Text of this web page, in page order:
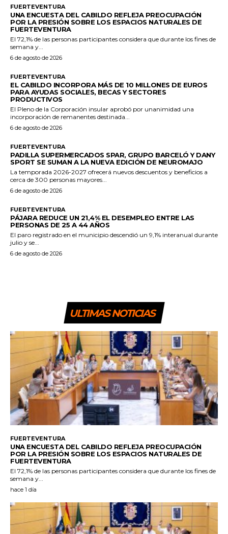
FUERTEVENTURA
UNA ENCUESTA DEL CABILDO REFLEJA PREOCUPACIÓN
POR LA PRESIÓN SOBRE LOS ESPACIOS NATURALES DE
FUERTEVENTURA
El 72,1% de las personas participantes considera que durante los fines de
semana y...
6 de agosto de 2026
FUERTEVENTURA
EL CABILDO INCORPORA MÁS DE 10 MILLONES DE EUROS
PARA AYUDAS SOCIALES, BECAS Y SECTORES
PRODUCTIVOS
El Pleno de la Corporación insular aprobó por unanimidad una
incorporación de remanentes destinada...
6 de agosto de 2026
FUERTEVENTURA
PADILLA SUPERMERCADOS SPAR, GRUPO BARCELÓ Y DANY
SPORT SE SUMAN A LA NUEVA EDICIÓN DE NEUROMAJO
La temporada 2026-2027 ofrecerá nuevos descuentos y beneficios a
cerca de 300 personas mayores...
6 de agosto de 2026
FUERTEVENTURA
PÁJARA REDUCE UN 21,4% EL DESEMPLEO ENTRE LAS
PERSONAS DE 25 A 44 AÑOS
El paro registrado en el municipio descendió un 9,1% interanual durante
julio y se...
6 de agosto de 2026
ULTIMAS NOTICIAS
FUERTEVENTURA
UNA ENCUESTA DEL CABILDO REFLEJA PREOCUPACIÓN
POR LA PRESIÓN SOBRE LOS ESPACIOS NATURALES DE
FUERTEVENTURA
El 72,1% de las personas participantes considera que durante los fines de
semana y...
hace 1 día